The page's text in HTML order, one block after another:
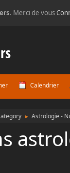
. Merci de vous
Calendrier
► Astrologie -